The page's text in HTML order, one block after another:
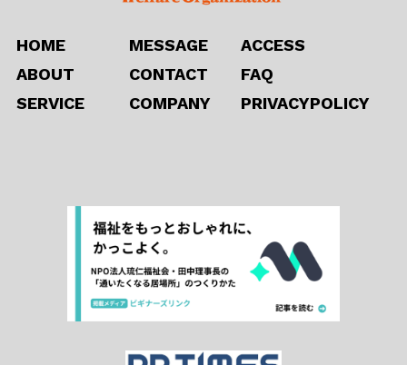
HOME
ABOUT
SERVICE
MESSAGE
CONTACT
COMPANY
ACCESS
FAQ
PRIVACYPOLICY